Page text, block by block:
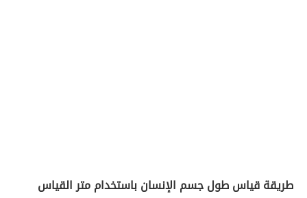
طريقة قياس طول جسم الإنسان باستخدام متر القياس